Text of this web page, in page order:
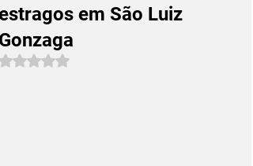
em São Luiz
Avaliado com NaN de 5 estrelas.